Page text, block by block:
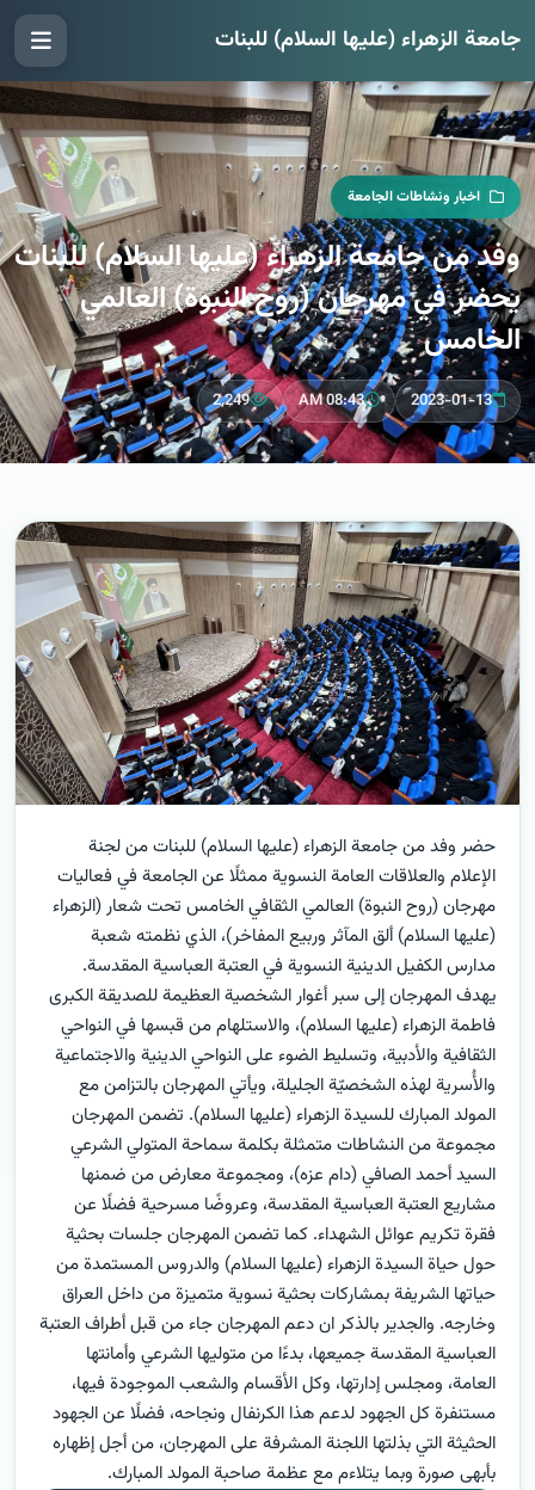
جامعة الزهراء (عليها السلام) للبنات
اخبار ونشاطات الجامعة
وفد من جامعة الزهراء (عليها السلام) للبنات
يحضر في مهرجان (روح النبوة) العالمي
الخامس
2023-01-13
08:43 AM
2,249
حضر وفد من جامعة الزهراء (عليها السلام) للبنات من لجنة
الإعلام والعلاقات العامة النسوية ممثلًا عن الجامعة في فعاليات
مهرجان (روح النبوة) العالمي الثقافي الخامس تحت شعار (الزهراء
(عليها السلام) ألق المآثر وربيع المفاخر)، الذي نظمته شعبة
مدارس الكفيل الدينية النسوية في العتبة العباسية المقدسة.
يهدف المهرجان إلى سبر أغوار الشخصية العظيمة للصديقة الكبرى
فاطمة الزهراء (عليها السلام)، والاستلهام من قبسها في النواحي
الثقافية والأدبية، وتسليط الضوء على النواحي الدينية والاجتماعية
والأُسرية لهذه الشخصيّة الجليلة، ويأتي المهرجان بالتزامن مع
المولد المبارك للسيدة الزهراء (عليها السلام). تضمن المهرجان
مجموعة من النشاطات متمثلة بكلمة سماحة المتولي الشرعي
السيد أحمد الصافي (دام عزه)، ومجموعة معارض من ضمنها
مشاريع العتبة العباسية المقدسة، وعروضًا مسرحية فضلًا عن
فقرة تكريم عوائل الشهداء. كما تضمن المهرجان جلسات بحثية
حول حياة السيدة الزهراء (عليها السلام) والدروس المستمدة من
حياتها الشريفة بمشاركات بحثية نسوية متميزة من داخل العراق
وخارجه. والجدير بالذكر ان دعم المهرجان جاء من قبل أطراف العتبة
العباسية المقدسة جميعها، بدءًا من متوليها الشرعي وأمانتها
العامة، ومجلس إدارتها، وكل الأقسام والشعب الموجودة فيها،
مستنفرة كل الجهود لدعم هذا الكرنفال ونجاحه، فضلًا عن الجهود
الحثيثة التي بذلتها اللجنة المشرفة على المهرجان، من أجل إظهاره
بأبهى صورة وبما يتلاءم مع عظمة صاحبة المولد المبارك.